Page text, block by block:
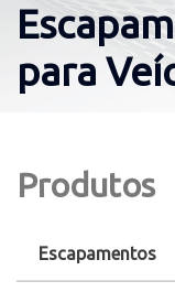
para
Produtos
Escapamentos